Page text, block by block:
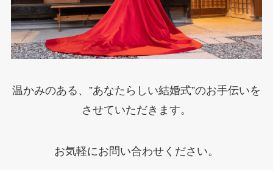
温かみのある、”あなたらしい結婚式”のお手伝いを
させていただきます。
お気軽にお問い合わせください。